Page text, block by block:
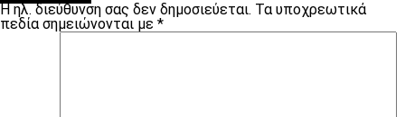
Η ηλ. διεύθυνση σας δεν δημοσιεύεται. Τα υποχρεωτικά
πεδία σημειώνονται με *